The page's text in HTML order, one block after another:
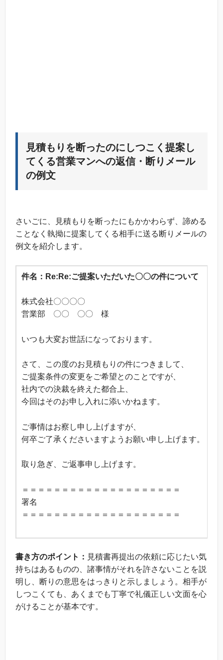
見積もりを断ったのにしつこく提案し
てくる営業マンへの返信・断りメール
の例文
さいごに、見積もりを断ったにもかかわらず、諦める
ことなく執拗に提案してくる相手に送る断りメールの
例文を紹介します。
件名：Re:Re:ご提案いただいた〇〇の件について
株式会社〇〇〇〇
営業部 〇〇 〇〇 様
いつも大変お世話になっております。
さて、この度のお見積もりの件につきまして、
ご提案条件の変更をご希望とのことですが、
社内での決裁を終えた都合上、
今回はそのお申し入れに添いかねます。
ご事情はお察し申し上げますが、
何卒ご了承くださいますようお願い申し上げます。
取り急ぎ、ご返事申し上げます。
＝＝＝＝＝＝＝＝＝＝＝＝＝＝＝＝＝＝＝＝
署名
＝＝＝＝＝＝＝＝＝＝＝＝＝＝＝＝＝＝＝＝
書き方のポイント： 見積書再提出の依頼に応じたい気
持ちはあるものの、諸事情がそれを許さないことを説
明し、断りの意思をはっきりと示しましょう。相手が
しつこくても、あくまでも丁寧で礼儀正しい文面を心
がけることが基本です。